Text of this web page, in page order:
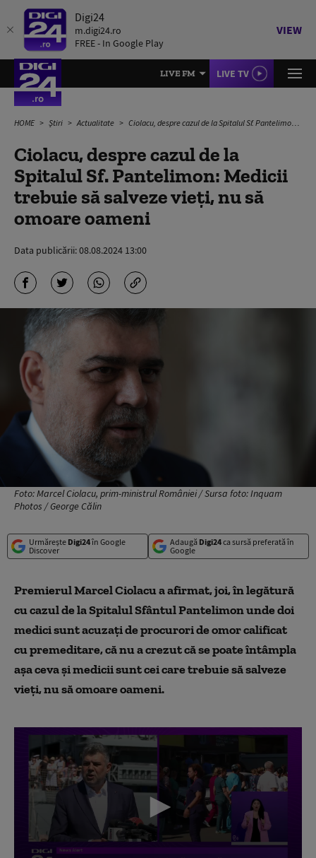
Digi24
m.digi24.ro
FREE - In Google Play
VIEW
LIVE FM LIVE TV
HOME Știri Actualitate Ciolacu, despre cazul de la Spitalul Sf. Pantelimon: Medicii trebuie să salveze vieţi, nu să omoare oameni
Ciolacu, despre cazul de la
Spitalul Sf. Pantelimon: Medicii
trebuie să salveze vieţi, nu să
omoare oameni
Data publicării:08.08.2024 13:00
Foto: Marcel Ciolacu, prim-ministrul României / Sursa foto: Inquam
Photos / George Călin
Urmărește Digi24în Google
Discover
Adaugă Digi24ca sursă preferată în
Google
Premierul Marcel Ciolacu a afirmat, joi, în legătură
cu cazul de la Spitalul Sfântul Pantelimon unde doi
medici sunt acuzaţi de procurori de omor calificat
cu premeditare, că nu a crezut că se poate întâmpla
aşa ceva şi medicii sunt cei care trebuie să salveze
vieţi, nu să omoare oameni.